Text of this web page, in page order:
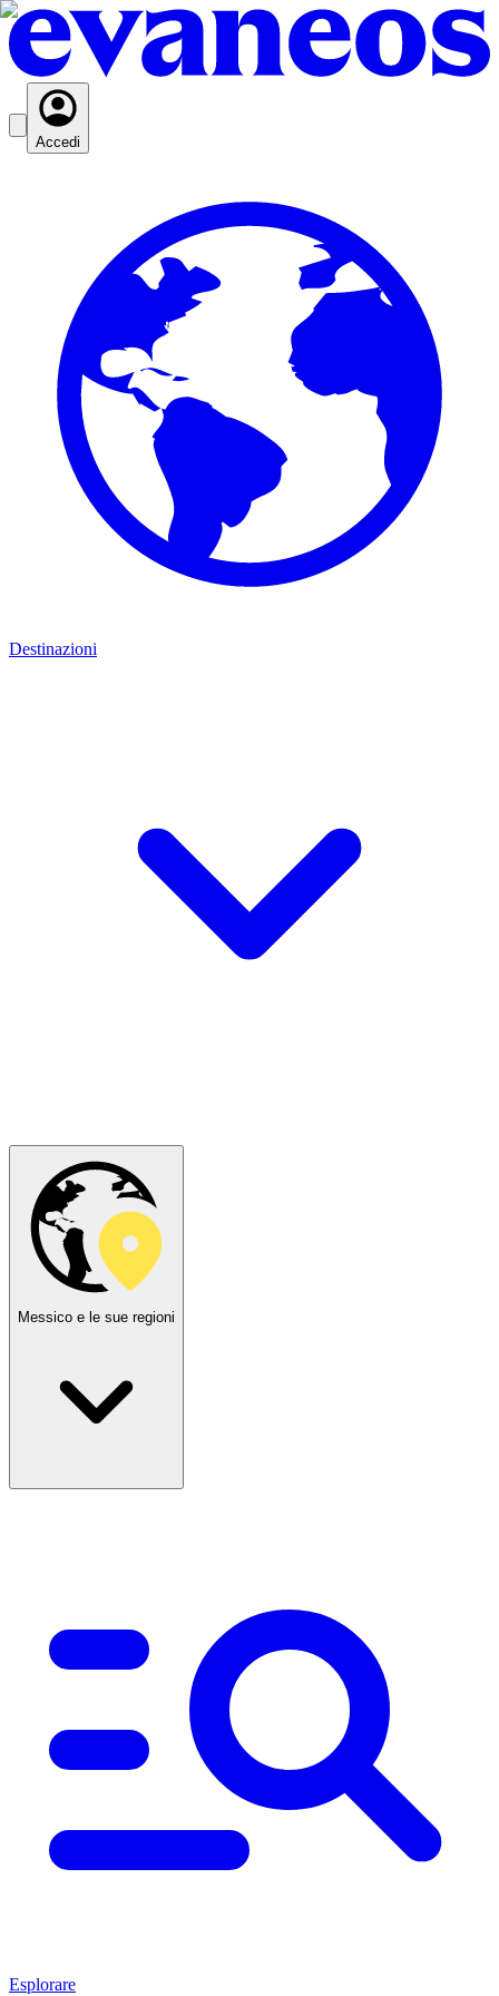
Accedi
Destinazioni
Messico e le sue regioni
Esplorare